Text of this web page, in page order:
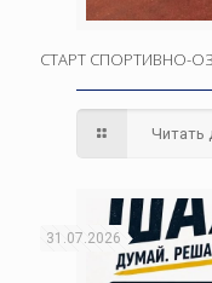
СТАРТ СПОРТИВНО-
Читать
31.07.2026